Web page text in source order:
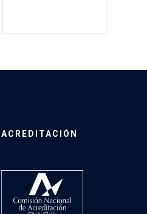
ACREDITACIÓN